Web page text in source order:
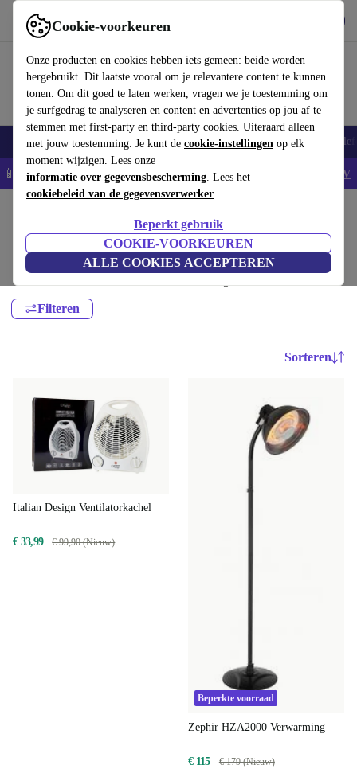
Cookie-voorkeuren
Onze producten en cookies hebben iets gemeen: beide worden
hergebruikt. Dit laatste vooral om je relevantere content te kunnen
tonen. Om dit goed te laten werken, vragen we je toestemming om
je surfgedrag te analyseren en content en advertenties op jou af te
stemmen met first-party en third-party cookies. Uiteraard alleen
met jouw toestemming. Je kunt de cookie-instellingen op elk
moment wijzigen. Lees onze
informatie over gegevensbescherming. Lees het
cookiebeleid van de gegevensverwerker.
Beperkt gebruik
COOKIE-VOORKEUREN
ALLE COOKIES ACCEPTEREN
Gebruik refurbed snel en eenvoudig
Smartphones Laptops Tablets Smartwatches Accessoires
📱5% EXTRA korting op alle iPhones – Code: IPHONEDEAL - AV
Seizoen:
Hoogwaardige refurbished seizoensapparaten voor een scherpe prijs. Een
duurzamere keuze, met minimaal 12 maanden garantie.
Filteren
Sorteren
Italian Design Ventilatorkachel
€ 33,99 € 99,90 (Nieuw)
Beperkte voorraad
Zephir HZA2000 Verwarming
€ 115 € 179 (Nieuw)